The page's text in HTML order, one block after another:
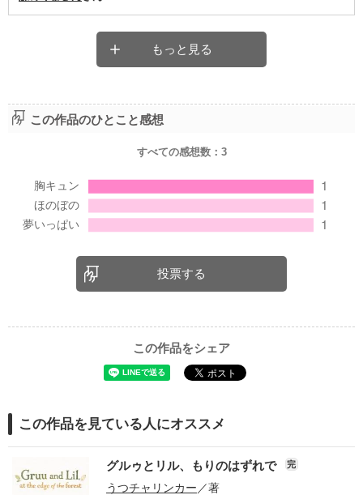
もっと見る
この作品のひとこと感想
すべての感想数： 3
投票する
この作品をシェア
この作品を見ている人にオススメ
グルゥとリル、もりのはずれで 完
うつチャリンカー ／著